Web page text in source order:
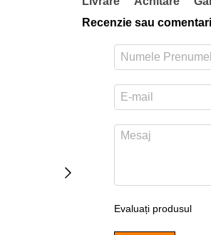
Recenzie sau
Evaluați produsul